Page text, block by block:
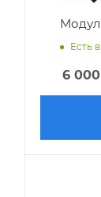
Есть
6 000